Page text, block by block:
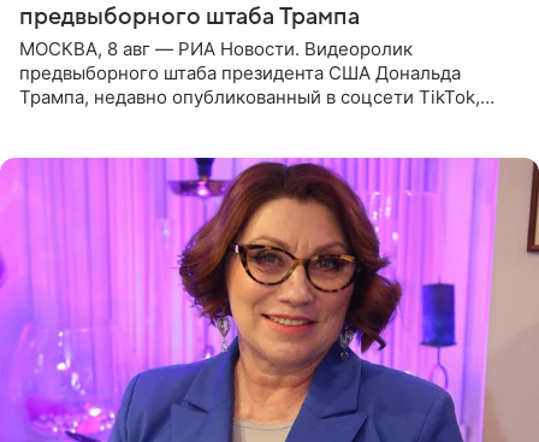
предвыборного штаба Трампа
МОСКВА, 8 авг — РИА Новости. Видеоролик
предвыборного штаба президента США Дональда
Трампа, недавно опубликованный в соцсети TikTok,